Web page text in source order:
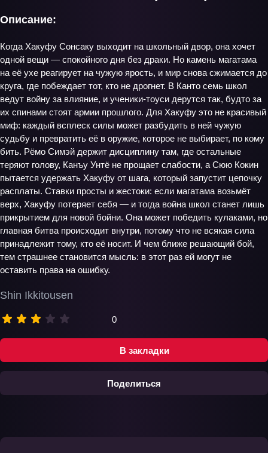
В закладки
Поделиться
Shin Ikkitousen
0
Описание:
Когда Хакуфу Сонсаку выходит на школьный двор, она хочет
одной вещи — спокойного дня без драки. Но камень магатама
на её ухе реагирует на чужую ярость, и мир снова сжимается до
круга, где побеждает тот, кто не дрогнет. В Канто семь школ
ведут войну за влияние, и ученики-тоуси дерутся так, будто за
их спинами стоят армии прошлого. Для Хакуфу это не красивый
миф: каждый всплеск силы может разбудить в ней чужую
судьбу и превратить её в оружие, которое не выбирает, по кому
бить. Рёмо Симэй держит дисциплину там, где остальные
теряют голову, Канъу Унтё не прощает слабости, а Сюю Кокин
пытается удержать Хакуфу от шага, который запустит цепочку
расплаты. Ставки просты и жестоки: если магатама возьмёт
верх, Хакуфу потеряет себя — и тогда война школ станет лишь
прикрытием для новой бойни. Она может победить кулаками, но
главная битва происходит внутри, потому что не всякая сила
принадлежит тому, кто её носит. И чем ближе решающий бой,
тем страшнее становится мысль: в этот раз ей могут не
оставить права на ошибку.